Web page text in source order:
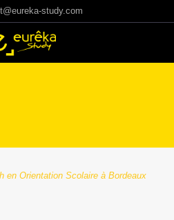
study.com
en Orientation Scolaire à Bordeaux